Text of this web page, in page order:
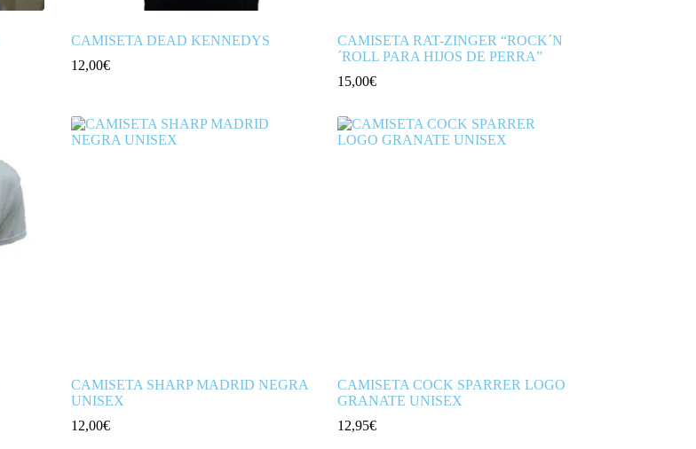
CAMISETA DEAD KENNEDYS
12,00€
CAMISETA RAT-ZINGER “ROCK´N
´ROLL PARA HIJOS DE PERRA”
15,00€
CAMISETA SHARP MADRID NEGRA
UNISEX
12,00€
CAMISETA COCK SPARRER LOGO
GRANATE UNISEX
12,95€